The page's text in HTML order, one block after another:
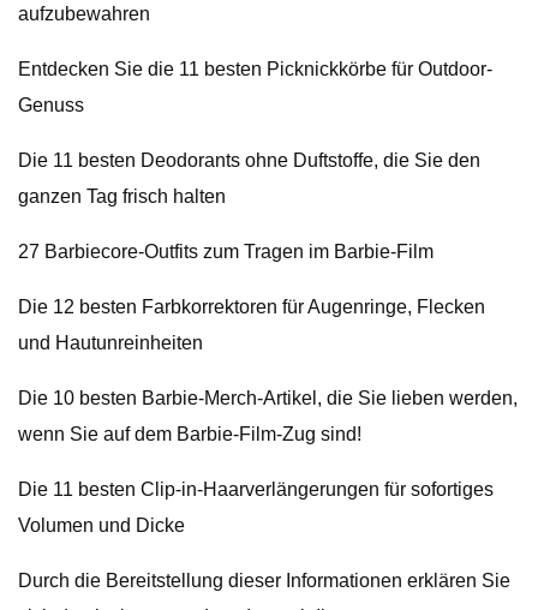
aufzubewahren
Entdecken Sie die 11 besten Picknickkörbe für Outdoor-
Genuss
Die 11 besten Deodorants ohne Duftstoffe, die Sie den
ganzen Tag frisch halten
27 Barbiecore-Outfits zum Tragen im Barbie-Film
Die 12 besten Farbkorrektoren für Augenringe, Flecken
und Hautunreinheiten
Die 10 besten Barbie-Merch-Artikel, die Sie lieben werden,
wenn Sie auf dem Barbie-Film-Zug sind!
Die 11 besten Clip-in-Haarverlängerungen für sofortiges
Volumen und Dicke
Durch die Bereitstellung dieser Informationen erklären Sie